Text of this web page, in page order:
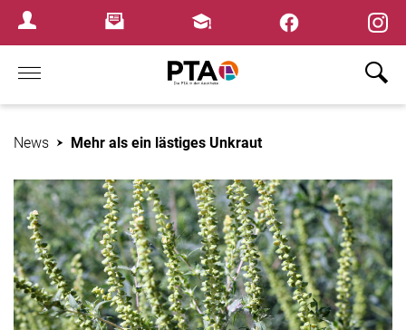
Login MenuNewsletterFortbildungen
Home
News Mehr als ein lästiges Unkraut
×